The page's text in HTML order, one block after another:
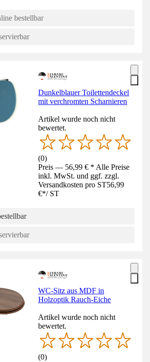
bestellbar
Dunkelblauer Toilettendeckel
mit verchromten Scharnieren
Artikel wurde noch nicht
bewertet.
(0)
Preis — 56,99 € * Alle Preise
inkl. MwSt. und ggf. zzgl.
Versandkosten pro ST56,99
€*/ ST
WC-Sitz aus MDF in
Holzoptik Rauch-Eiche
Artikel wurde noch nicht
bewertet.
(0)